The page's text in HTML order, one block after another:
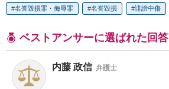
名誉毀損罪・侮辱罪 名誉毀損 誹謗中傷
ベストアンサーに選ばれた回答
内藤 政信 弁護士